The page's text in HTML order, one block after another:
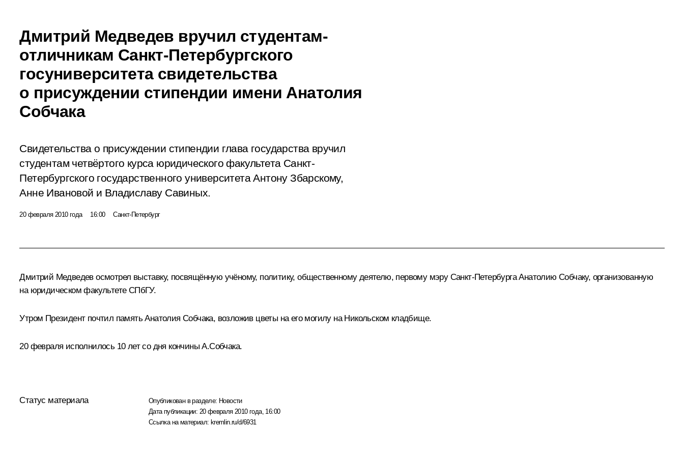
Дмитрий Медведев вручил студентам-
отличникам Санкт-Петербургского
госуниверситета свидетельства
о присуждении стипендии имени Анатолия
Собчака
Свидетельства о присуждении стипендии глава государства вручил
студентам четвёртого курса юридического факультета Санкт-
Петербургского государственного университета Антону Збарскому,
Анне Ивановой и Владиславу Савиных.
20 февраля 2010 года 16:00 Санкт-Петербург
Дмитрий Медведев осмотрел выставку, посвящённую учёному, политику, общественному деятелю, первому мэру Санкт-Петербурга Анатолию Собчаку, организованную
на юридическом факультете СПбГУ.
Утром Президент почтил память Анатолия Собчака, возложив цветы на его могилу на Никольском кладбище.
20 февраля исполнилось 10 лет со дня кончины А.Собчака.
Статус материала Опубликован в разделе: Новости
Дата публикации: 20 февраля 2010 года, 16:00
Ссылка на материал: kremlin.ru/d/6931